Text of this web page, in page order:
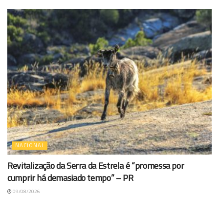
NACIONAL
Revitalização da Serra da Estrela é “promessa por
cumprir há demasiado tempo” – PR
09/08/2026